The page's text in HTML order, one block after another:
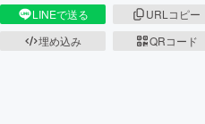
LINEで送る
URLコピー
埋め込み
QRコード